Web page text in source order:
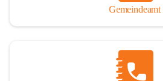
Andreas Rohatsch wurde auf das System
Wo eine genaue Quellenangabe sinnvoll
sind die entsprechenden
Gemeindeamt